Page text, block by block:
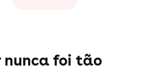
nunca foi tão